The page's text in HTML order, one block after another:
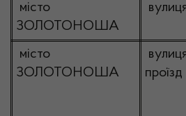
місто
ЗОЛОТОНОША
місто
ЗОЛОТОНОША
проїзд